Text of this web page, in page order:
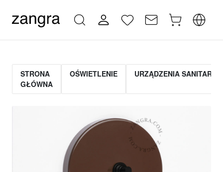
STRONA
GŁÓWNA
OŚWIETLENIE URZĄDZENIA SANITARNE